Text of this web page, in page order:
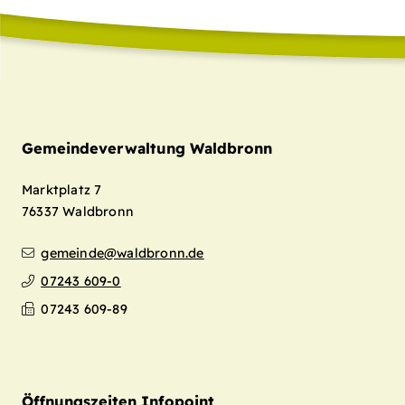
Gemeindeverwaltung Waldbronn
Marktplatz 7
76337 Waldbronn
gemeinde@waldbronn.de
07243 609-0
07243 609-89